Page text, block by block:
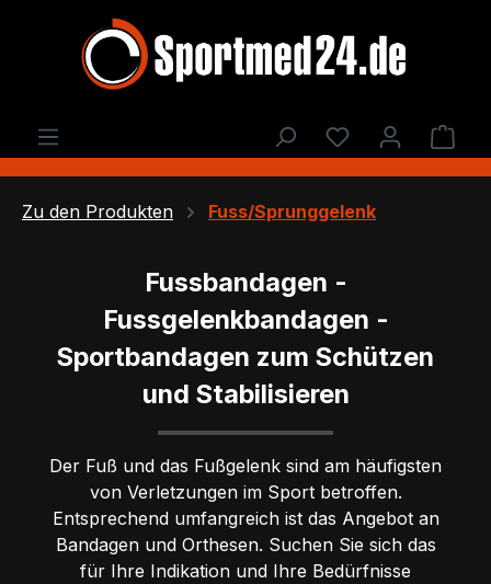
Zum Hauptinhalt springen
Du hast 0
Zu den Produkten Fuss/Sprunggelenk
Fussbandagen -
Fussgelenkbandagen -
Sportbandagen zum Schützen
und Stabilisieren
Der Fuß und das Fußgelenk sind am häufigsten
von Verletzungen im Sport betroffen.
Entsprechend umfangreich ist das Angebot an
Bandagen und Orthesen. Suchen Sie sich das
für Ihre Indikation und Ihre Bedürfnisse